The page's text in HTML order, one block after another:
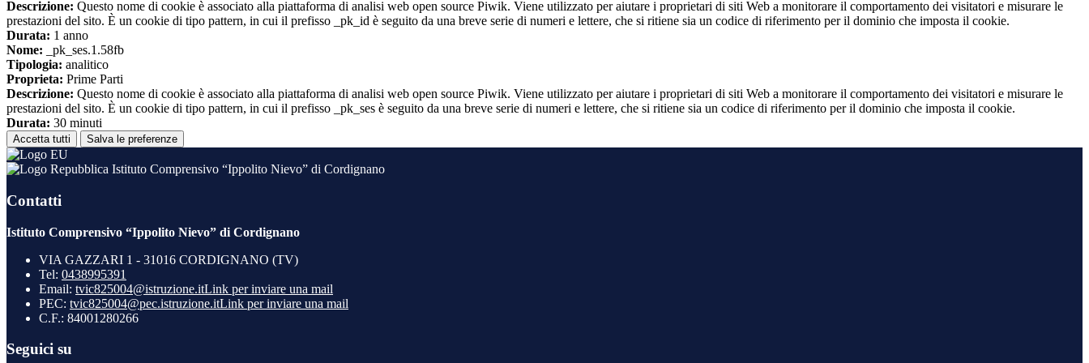
Descrizione: Questo nome di cookie è associato alla piattaforma di analisi web open source Piwik. Viene utilizzato per aiutare i proprietari di siti Web a monitorare il comportamento dei visitatori e misurare le
prestazioni del sito. È un cookie di tipo pattern, in cui il prefisso _pk_id è seguito da una breve serie di numeri e lettere, che si ritiene sia un codice di riferimento per il dominio che imposta il cookie.
Durata: 1 anno
Nome: _pk_ses.1.58fb
Tipologia: analitico
Proprieta: Prime Parti
Descrizione: Questo nome di cookie è associato alla piattaforma di analisi web open source Piwik. Viene utilizzato per aiutare i proprietari di siti Web a monitorare il comportamento dei visitatori e misurare le
prestazioni del sito. È un cookie di tipo pattern, in cui il prefisso _pk_ses è seguito da una breve serie di numeri e lettere, che si ritiene sia un codice di riferimento per il dominio che imposta il cookie.
Durata: 30 minuti
Accetta tutti Salva le preferenze
Istituto Comprensivo “Ippolito Nievo” di Cordignano
Contatti
Istituto Comprensivo “Ippolito Nievo” di Cordignano
VIA GAZZARI 1 - 31016 CORDIGNANO (TV)
Tel: 0438995391
Email: tvic825004@istruzione.itLink per inviare una mail
PEC: tvic825004@pec.istruzione.itLink per inviare una mail
C.F.: 84001280266
Seguici su